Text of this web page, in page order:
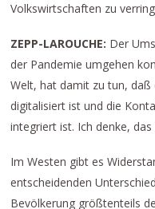
Volkswirtschaften zu
ZEPP-LAROUCHE: Der
der Pandemie umgehen
Welt, hat damit zu tun,
digitalisiert ist und die
integriert ist. Ich denke,
Im Westen gibt es
entscheidenden
Bevölkerung größtenteils